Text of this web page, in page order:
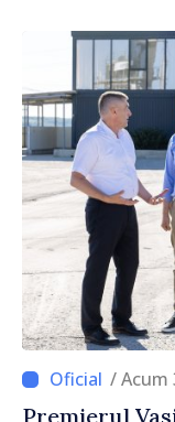
/
Premierul